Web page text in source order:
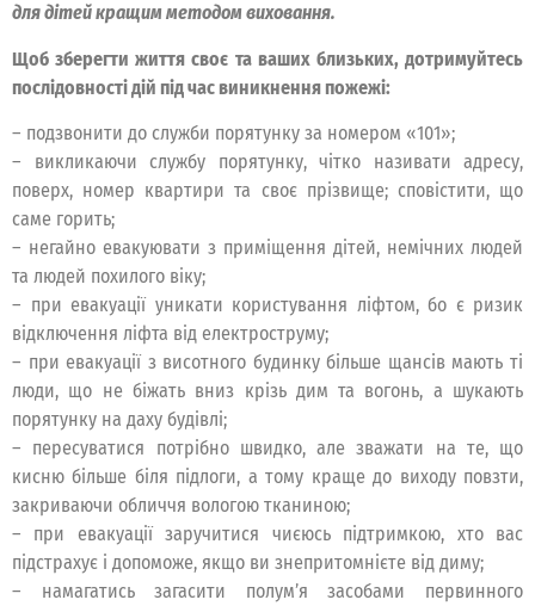
для дітей кращим методом виховання.
Щоб зберегти життя своє та ваших близьких, дотримуйтесь
послідовності дій під час виникнення пожежі:
– подзвонити до служби порятунку за номером «101»;
– викликаючи службу порятунку, чітко називати адресу,
поверх, номер квартири та своє прізвище; сповістити, що
саме горить;
– негайно евакуювати з приміщення дітей, немічних людей
та людей похилого віку;
– при евакуації уникати користування ліфтом, бо є ризик
відключення ліфта від електроструму;
– при евакуації з висотного будинку більше щансів мають ті
люди, що не біжать вниз крізь дим та вогонь, а шукають
порятунку на даху будівлі;
– пересуватися потрібно швидко, але зважати на те, що
кисню більше біля підлоги, а тому краще до виходу повзти,
закриваючи обличчя вологою тканиною;
– при евакуації заручитися чиєюсь підтримкою, хто вас
підстрахує і допоможе, якщо ви знепритомнієте від диму;
– намагатись загасити полум’я засобами первинного